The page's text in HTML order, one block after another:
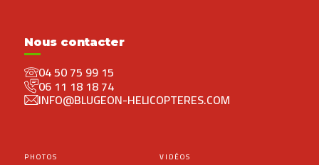
Nous contacter
04 50 75 99 15
06 11 18 18 74
INFO@BLUGEON-HELICOPTERES.COM
PHOTOS
VIDÉOS